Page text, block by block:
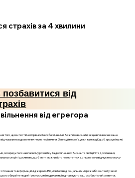
страхів за 4 хвилини
від
від егрегора
того, що ви постійно порівнюєте себе з іншими. Важливо визнати, як це впливає на ваше
незадоволення через порівняння. Записуйте свої думки та емоції, щоб зрозуміти, які
зосередьтеся на власному розвитку та досягненнях. Визначте свої цілі та досягнення,
сторін і досягнень, щоб мати можливість повертатися до нього, коли відчуєте спокусу
та інформаційні джерела. Відмовтеся від соціальних мереж або контенту, який
обирайте людей і ресурси, які надихають і підтримують ваш особистісний розвиток.